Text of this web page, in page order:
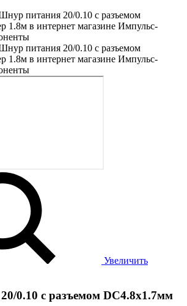
Увеличить
0.10 с разъемом DC4.8x1.7мм